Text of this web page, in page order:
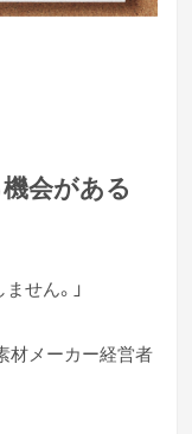
会がある
せん。」
材メーカー経営者